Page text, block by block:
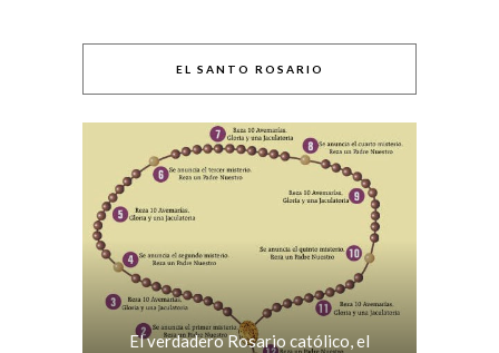
EL SANTO ROSARIO
El verdadero Rosario católico, el